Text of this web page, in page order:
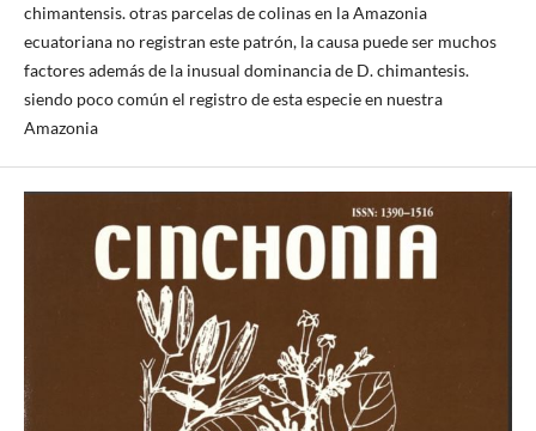
chimantensis. otras parcelas de colinas en la Amazonia
ecuatoriana no registran este patrón, la causa puede ser muchos
factores además de la inusual dominancia de D. chimantesis.
siendo poco común el registro de esta especie en nuestra
Amazonia